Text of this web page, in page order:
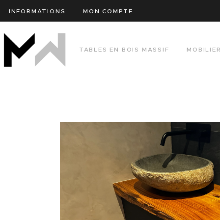
INFORMATIONS MON COMPTE
TABLES EN BOIS MASSIF